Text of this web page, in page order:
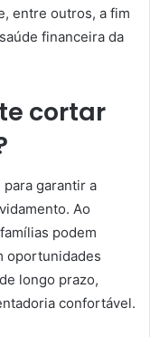
entre outros, a fim
financeira da
cortar
garantir a
Ao
podem
oportunidades
longo prazo,
confortável.